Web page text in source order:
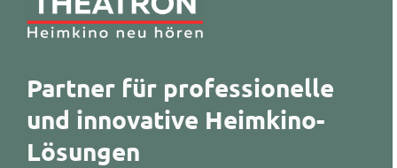
Partner für professionelle
und innovative Heimkino-
Lösungen